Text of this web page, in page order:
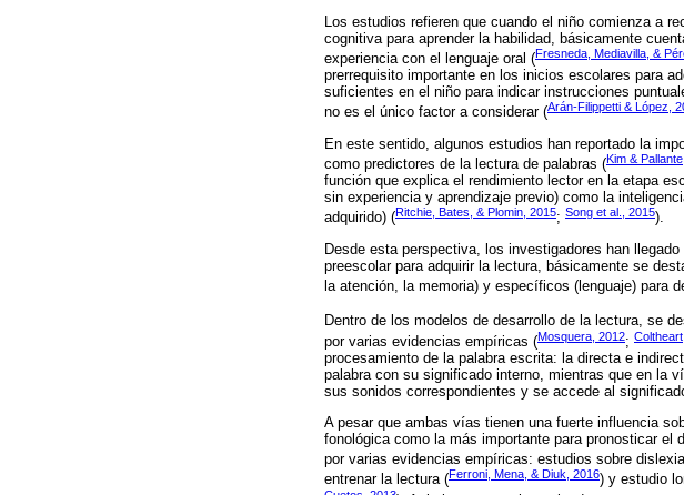
Los estudios refieren que cuando el niño comienza a
cognitiva para aprender la habilidad, básicamente
experiencia con el lenguaje oral (Fresneda, Mediavilla, &
prerrequisito importante en los inicios escolares para
suficientes en el niño para indicar instrucciones
no es el único factor a considerar (Arán-Filippetti & López,
En este sentido, algunos estudios han reportado la
como predictores de la lectura de palabras (Kim &
función que explica el rendimiento lector en la etapa
sin experiencia y aprendizaje previo) como la
adquirido) (Ritchie, Bates, & Plomin, 2015; Song et al., 2015).
Desde esta perspectiva, los investigadores han
preescolar para adquirir la lectura, básicamente se
la atención, la memoria) y específicos (lenguaje) para
Dentro de los modelos de desarrollo de la lectura, se
por varias evidencias empíricas (Mosquera, 2012;
procesamiento de la palabra escrita: la directa e
palabra con su significado interno, mientras que en la
sus sonidos correspondientes y se accede al
A pesar que ambas vías tienen una fuerte influencia
fonológica como la más importante para pronosticar
por varias evidencias empíricas: estudios sobre
entrenar la lectura (Ferroni, Mena, & Diuk, 2016) y estudio